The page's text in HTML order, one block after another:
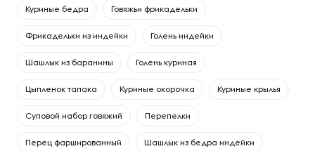
Куриные бедра Говяжьи фрикадельки
Фрикадельки из индейки Голень индейки
Шашлык из баранины Голень куриная
Цыпленок тапака Куриные окорочка Куриные крылья
Суповой набор говяжий Перепелки
Перец фаршированный Шашлык из бедра индейки